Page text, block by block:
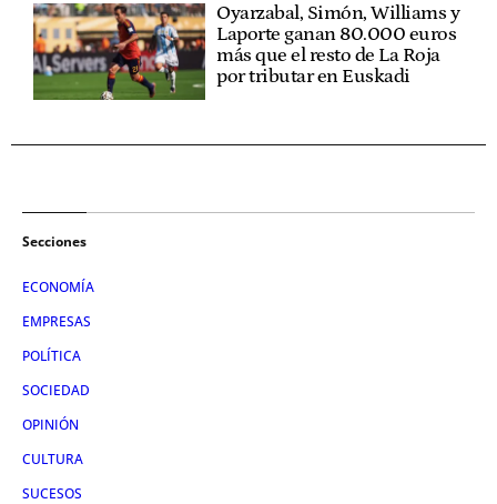
Oyarzabal, Simón, Williams y
Laporte ganan 80.000 euros
más que el resto de La Roja
por tributar en Euskadi
Secciones
ECONOMÍA
EMPRESAS
POLÍTICA
SOCIEDAD
OPINIÓN
CULTURA
SUCESOS